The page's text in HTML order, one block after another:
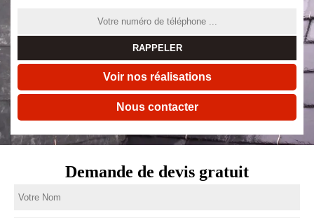
Voir nos réalisations
Nous contacter
Demande de devis gratuit